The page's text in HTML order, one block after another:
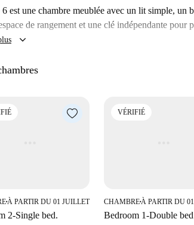
d'options de transport public à proximité,
Rome!
est une chambre meublée avec un lit simple, un
de rangement et une clé indépendante pour
keyboard_arrow_down
■À PARTIR DU 01 JUILLET
2-Single bed.
VÉRIFIÉ
CHAMBRE■À PARTIR DU
Bedroom 1-Double